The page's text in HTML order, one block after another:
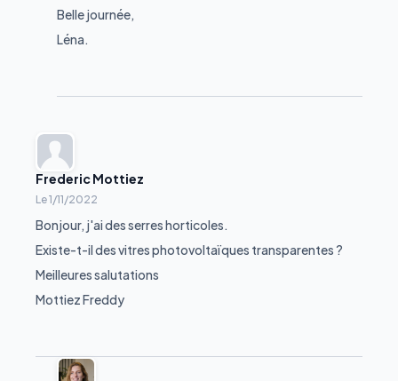
Belle journée,
Léna.
Frederic Mottiez
Le1/11/2022
Bonjour, j'ai des serres horticoles.
Existe-t-il des vitres photovoltaïques transparentes ?
Meilleures salutations
Mottiez Freddy